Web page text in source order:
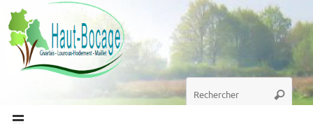
Passer
au
contenu
Recherche
pour